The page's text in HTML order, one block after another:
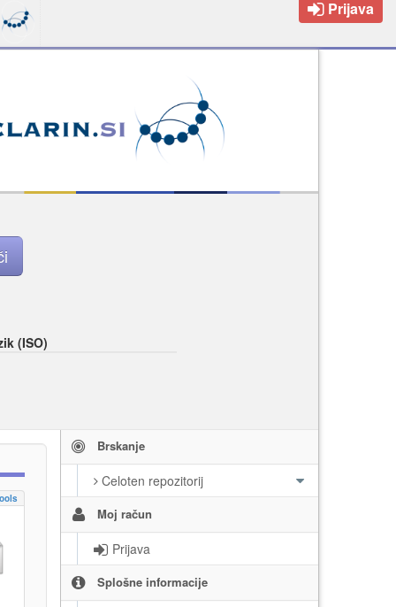
Prijava
(ISO)
Brskanje
Celoten repozitorij
Moj račun
Prijava
Splošne informacije